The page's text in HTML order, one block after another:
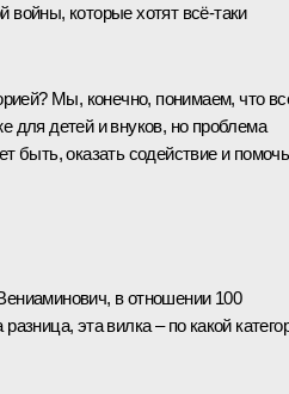
войны, которые хотят всё‑таки
Мы, конечно, понимаем, что
для детей и внуков, но проблема
быть, оказать содействие и помочь
в отношении 100
эта вилка – по какой